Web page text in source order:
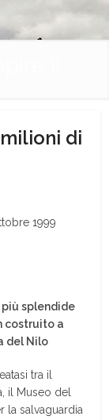
di
1999
più splendide
costruito a
del Nilo
tra il
il Museo del
la salvaguardia